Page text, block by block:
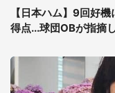
【日本ハム】9回好
得点...球団OBが指摘